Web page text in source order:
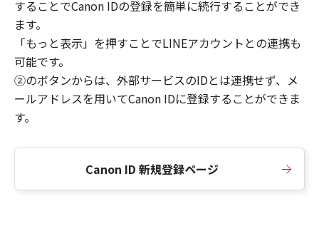
することでCanon IDの登録を簡単に続行することができ
ます。
「もっと表示」を押すことでLINEアカウントとの連携も
可能です。
②のボタンからは、外部サービスのIDとは連携せず、メ
ールアドレスを用いてCanon IDに登録することができま
す。
Canon ID 新規登録ページ